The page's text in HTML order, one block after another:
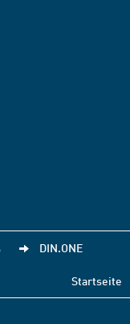
DIN.ONE
Startseite